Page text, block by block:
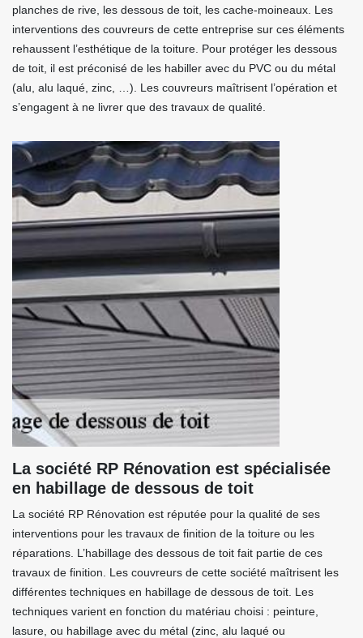
planches de rive, les dessous de toit, les cache-moineaux. Les
interventions des couvreurs de cette entreprise sur ces éléments
rehaussent l’esthétique de la toiture. Pour protéger les dessous
de toit, il est préconisé de les habiller avec du PVC ou du métal
(alu, alu laqué, zinc, …). Les couvreurs maîtrisent l’opération et
s’engagent à ne livrer que des travaux de qualité.
La société RP Rénovation est spécialisée
en habillage de dessous de toit
La société RP Rénovation est réputée pour la qualité de ses
interventions pour les travaux de finition de la toiture ou les
réparations. L’habillage des dessous de toit fait partie de ces
travaux de finition. Les couvreurs de cette société maîtrisent les
différentes techniques en habillage de dessous de toit. Les
techniques varient en fonction du matériau choisi : peinture,
lasure, ou habillage avec du métal (zinc, alu laqué ou